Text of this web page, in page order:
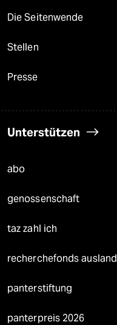
Die Seitenwende
Stellen
Presse
Unterstützen
abo
genossenschaft
taz zahl ich
recherchefonds ausland
panterstiftung
panterpreis 2026